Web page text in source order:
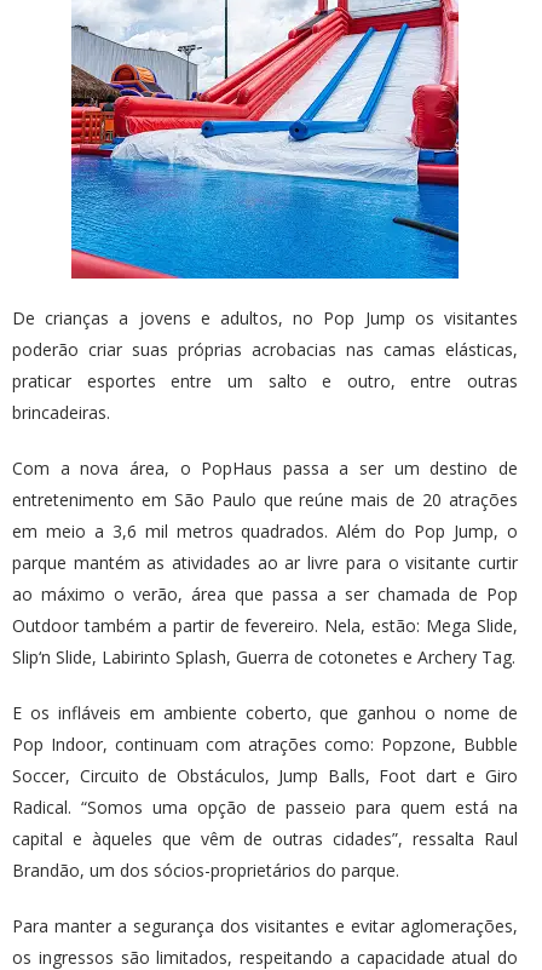
De crianças a jovens e adultos, no Pop Jump os visitantes
poderão criar suas próprias acrobacias nas camas elásticas,
praticar esportes entre um salto e outro, entre outras
brincadeiras.
Com a nova área, o PopHaus passa a ser um destino de
entretenimento em São Paulo que reúne mais de 20 atrações
em meio a 3,6 mil metros quadrados. Além do Pop Jump, o
parque mantém as atividades ao ar livre para o visitante curtir
ao máximo o verão, área que passa a ser chamada de Pop
Outdoor também a partir de fevereiro. Nela, estão: Mega Slide,
Slip‘n Slide, Labirinto Splash, Guerra de cotonetes e Archery Tag.
E os infláveis em ambiente coberto, que ganhou o nome de
Pop Indoor, continuam com atrações como: Popzone, Bubble
Soccer, Circuito de Obstáculos, Jump Balls, Foot dart e Giro
Radical. “Somos uma opção de passeio para quem está na
capital e àqueles que vêm de outras cidades”, ressalta Raul
Brandão, um dos sócios-proprietários do parque.
Para manter a segurança dos visitantes e evitar aglomerações,
os ingressos são limitados, respeitando a capacidade atual do